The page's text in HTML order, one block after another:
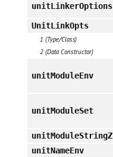
unitLinkerOptions
UnitLinkOpts
1 (Type/Class)
2 (Data Constructor)
unitModuleEnv
unitModuleSet
unitModuleStringZ
unitNameEnv